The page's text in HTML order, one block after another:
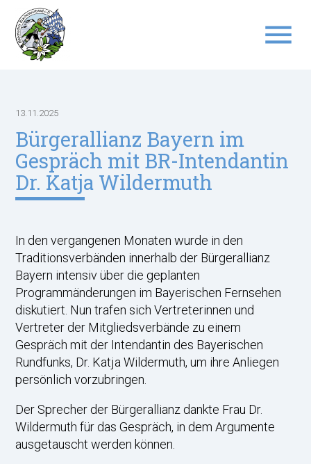
menu
13.11.2025
Bürgerallianz Bayern im
Gespräch mit BR-Intendantin
Dr. Katja Wildermuth
In den vergangenen Monaten wurde in den
Traditionsverbänden innerhalb der Bürgerallianz
Bayern intensiv über die geplanten
Programmänderungen im Bayerischen Fernsehen
diskutiert. Nun trafen sich Vertreterinnen und
Vertreter der Mitgliedsverbände zu einem
Gespräch mit der Intendantin des Bayerischen
Rundfunks, Dr. Katja Wildermuth, um ihre Anliegen
persönlich vorzubringen.
Der Sprecher der Bürgerallianz dankte Frau Dr.
Wildermuth für das Gespräch, in dem Argumente
ausgetauscht werden können.